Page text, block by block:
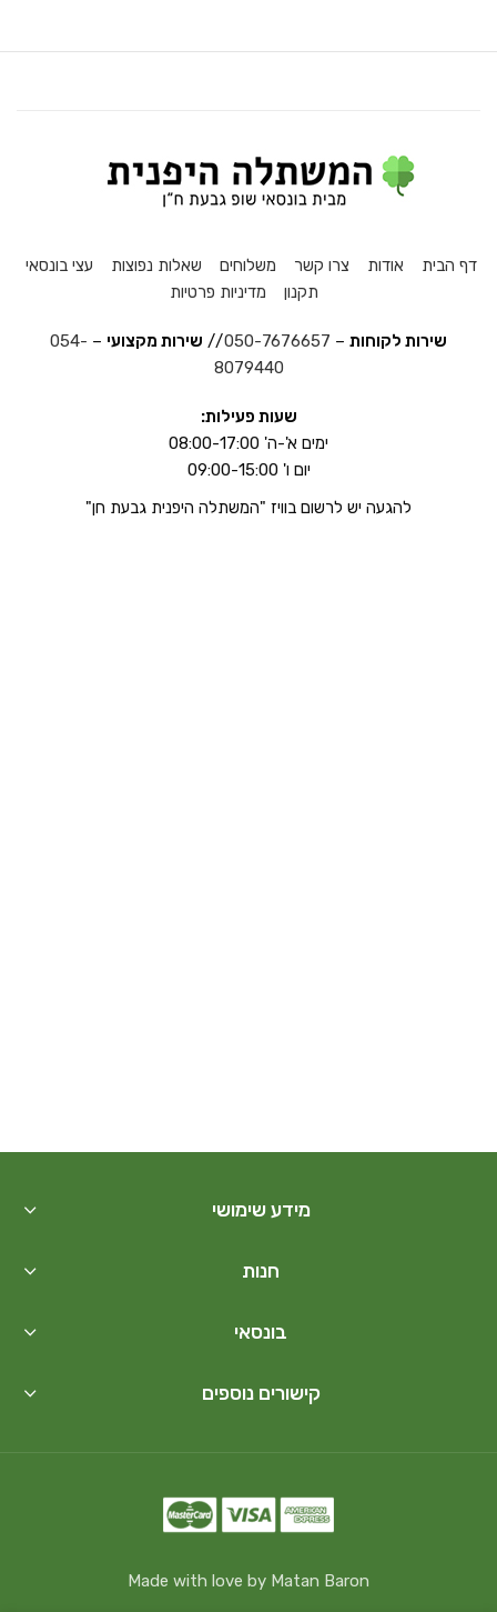
דף הבית אודות צרו קשר משלוחים שאלות נפוצות
עצי בונסאי
תקנון
מדיניות פרטיות
שירות לקוחות –
050-7676657
// שירות מקצועי –
054-
8079440
שעות פעילות:
ימים א'-ה' 08:00-17:00
יום ו' 09:00-15:00
להגעה יש לרשום בוויז "המשתלה היפנית גבעת חן"
מידע שימושי
חנות
בונסאי
קישורים נוספים
Made with love by Matan Baron